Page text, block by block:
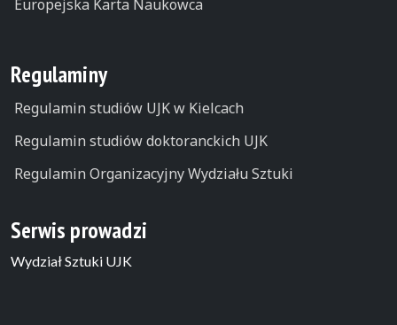
Europejska Karta Naukowca
Regulaminy
Regulamin studiów UJK w Kielcach
Regulamin studiów doktoranckich UJK
Regulamin Organizacyjny Wydziału Sztuki
Serwis prowadzi
Wydział Sztuki UJK